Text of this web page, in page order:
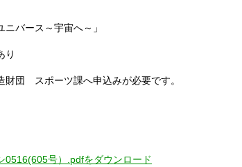
ニバース～宇宙へ～」
り
団 スポーツ課へ申込みが必要です。
0516(605号）.pdfをダウンロード